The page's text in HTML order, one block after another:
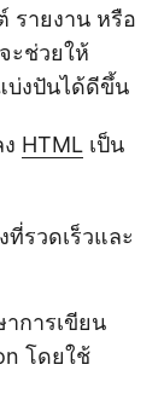
รายงาน หรือ
ะช่วยให้
บ่งปันได้ดีขึ้น
HTML เป็น
รวดเร็วและ
การเขียน
โดยใช้